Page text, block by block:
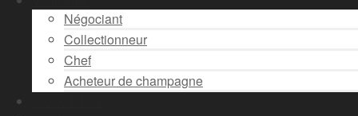
Négociant
Collectionneur
Chef
Acheteur de champagne